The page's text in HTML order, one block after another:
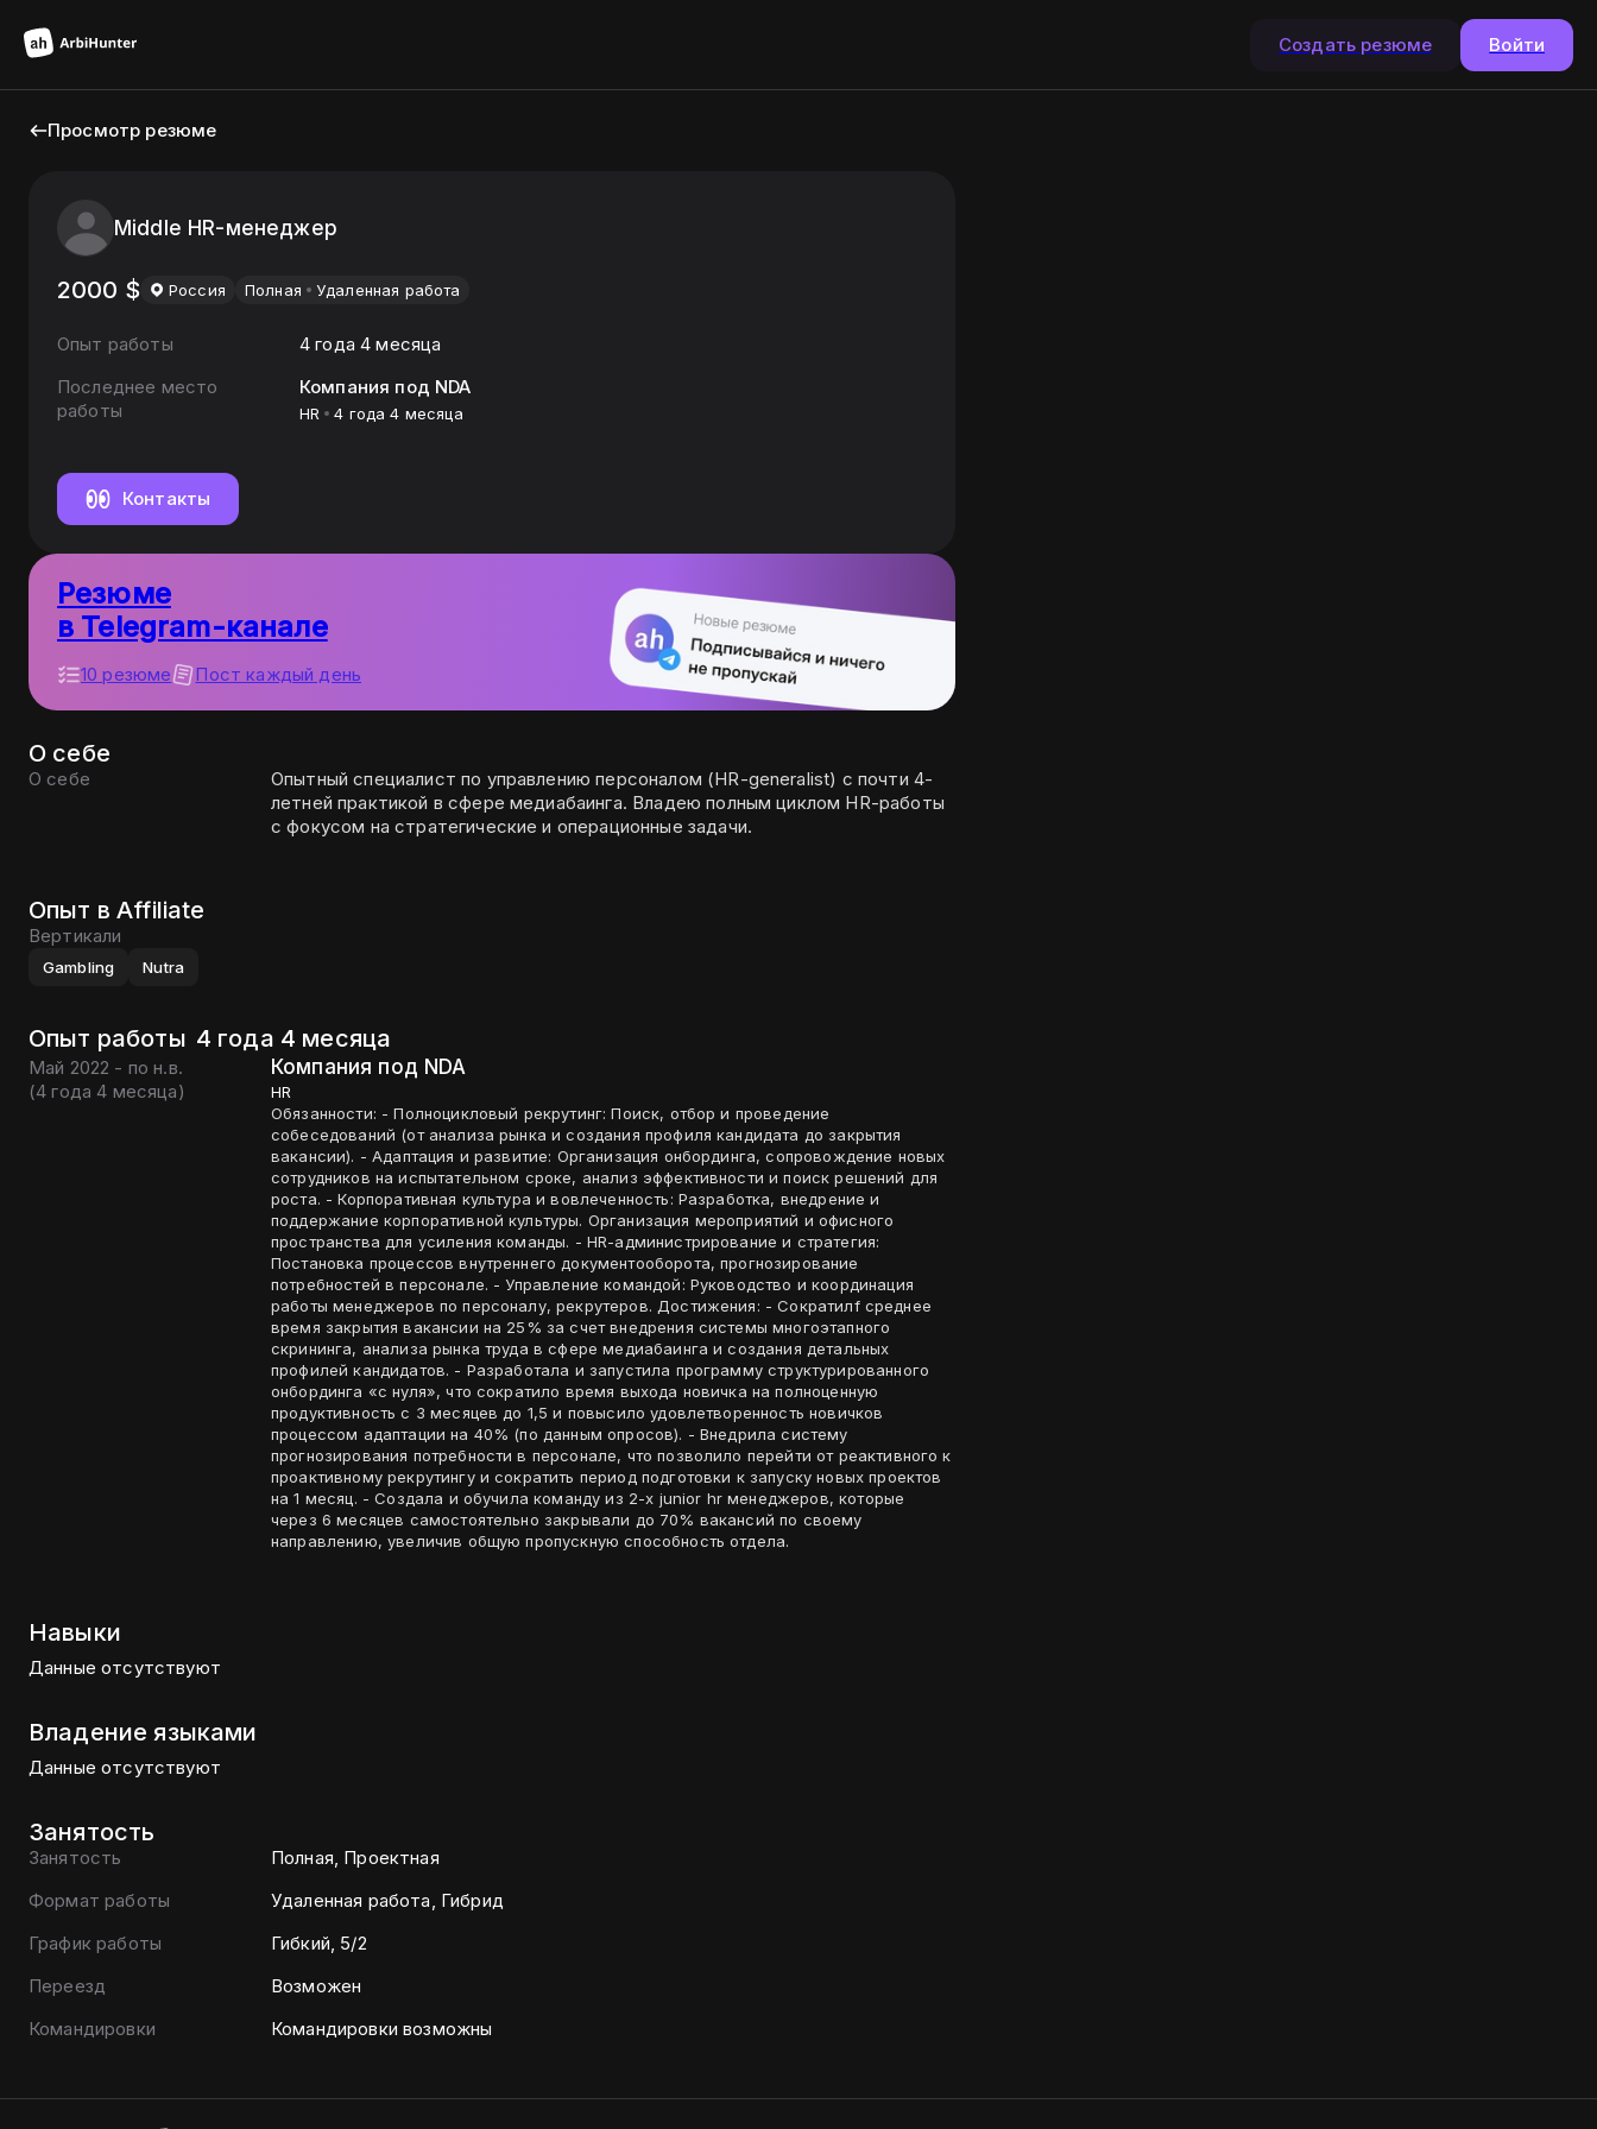
Создать резюме Войти
Просмотр резюме
Middle HR-менеджер
2000 $ Россия Полная Удаленная работа
Опыт работы
4 года 4 месяца
Последнее место
работы
Компания под NDA
HR 4 года 4 месяца
Контакты
Резюме
в Telegram-канале
10 резюме Пост каждый день
О себе
О себе
Опытный специалист по управлению персоналом (HR-generalist) с почти 4-
летней практикой в сфере медиабаинга. Владею полным циклом HR-работы
с фокусом на стратегические и операционные задачи.
Опыт в Affiliate
Вертикали
Gambling Nutra
Опыт работы 4 года 4 месяца
Май 2022 - по н.в.
(4 года 4 месяца)
Компания под NDA
HR
Обязанности: - Полноцикловый рекрутинг: Поиск, отбор и проведение
собеседований (от анализа рынка и создания профиля кандидата до закрытия
вакансии). - Адаптация и развитие: Организация онбординга, сопровождение новых
сотрудников на испытательном сроке, анализ эффективности и поиск решений для
роста. - Корпоративная культура и вовлеченность: Разработка, внедрение и
поддержание корпоративной культуры. Организация мероприятий и офисного
пространства для усиления команды. - HR-администрирование и стратегия:
Постановка процессов внутреннего документооборота, прогнозирование
потребностей в персонале. - Управление командой: Руководство и координация
работы менеджеров по персоналу, рекрутеров. Достижения: - Сократилf среднее
время закрытия вакансии на 25% за счет внедрения системы многоэтапного
скрининга, анализа рынка труда в сфере медиабаинга и создания детальных
профилей кандидатов. - Разработала и запустила программу структурированного
онбординга «с нуля», что сократило время выхода новичка на полноценную
продуктивность с 3 месяцев до 1,5 и повысило удовлетворенность новичков
процессом адаптации на 40% (по данным опросов). - Внедрила систему
прогнозирования потребности в персонале, что позволило перейти от реактивного к
проактивному рекрутингу и сократить период подготовки к запуску новых проектов
на 1 месяц. - Создала и обучила команду из 2-х junior hr менеджеров, которые
через 6 месяцев самостоятельно закрывали до 70% вакансий по своему
направлению, увеличив общую пропускную способность отдела.
Навыки
Данные отсутствуют
Владение языками
Данные отсутствуют
Занятость
Занятость
Полная, Проектная
Формат работы
Удаленная работа, Гибрид
График работы
Гибкий, 5/2
Переезд
Возможен
Командировки
Командировки возможны